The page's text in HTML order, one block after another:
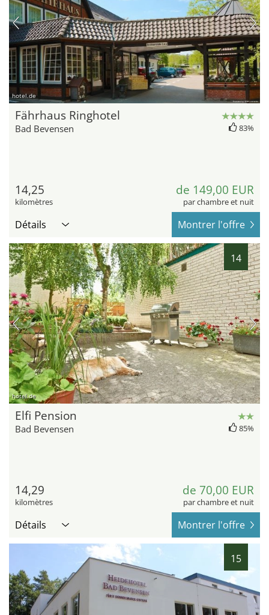
hotel.de
Fährhaus Ringhotel
Bad Bevensen 83%
14,25
kilomètres
de 149,00 EUR
par chambre et nuit
Détails Montrer l'offre
14
hotel.de
Elfi Pension
Bad Bevensen 85%
14,29
kilomètres
de 70,00 EUR
par chambre et nuit
Détails Montrer l'offre
15